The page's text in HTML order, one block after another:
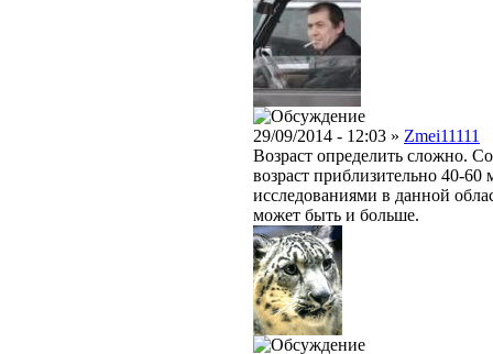
29/09/2014 - 12:03 » Zmei11111
Возраст определить сложно.
возраст приблизительно 40-
исследованиями в данной
может быть и больше.